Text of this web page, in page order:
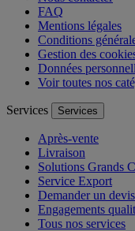
FAQ
Mentions légales
Conditions
Gestion des
Données
Voir toutes nos
Services Services
Après-vente
Livraison
Solutions Grands
Service Export
Demander un devis
Engagements
Tous nos services